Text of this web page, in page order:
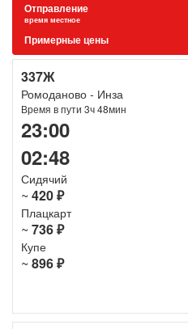
Отправление
время местное
Примерные цены
337Ж
Ромоданово - Инза
Время в пути 3ч 48мин
23:00
02:48
Сидячий
~ 420 ₽
Плацкарт
~ 736 ₽
Купе
~ 896 ₽